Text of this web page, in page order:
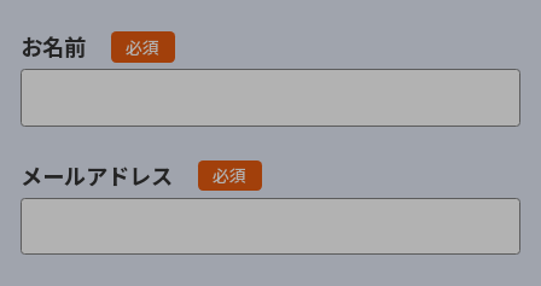
不貞・不倫慰謝料請求
養育費
お名前 必須
メールアドレス 必須